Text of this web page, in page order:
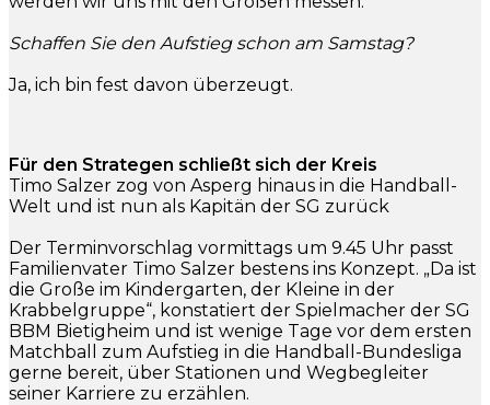
Schaffen Sie den Aufstieg schon am Samstag?
Ja, ich bin fest davon überzeugt.
Für den Strategen schließt sich der Kreis
Timo Salzer zog von Asperg hinaus in die Handball-
Welt und ist nun als Kapitän der SG zurück
Der Terminvorschlag vormittags um 9.45 Uhr passt
Familienvater Timo Salzer bestens ins Konzept. „Da ist
die Große im Kindergarten, der Kleine in der
Krabbelgruppe“, konstatiert der Spielmacher der SG
BBM Bietigheim und ist wenige Tage vor dem ersten
Matchball zum Aufstieg in die Handball-Bundesliga
gerne bereit, über Stationen und Wegbegleiter
seiner Karriere zu erzählen.